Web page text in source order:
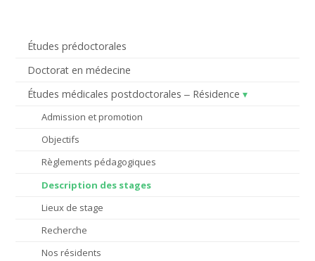
Études prédoctorales
Doctorat en médecine
Études médicales postdoctorales ‒ Résidence
Admission et promotion
Objectifs
Règlements pédagogiques
Description des stages
Lieux de stage
Recherche
Nos résidents